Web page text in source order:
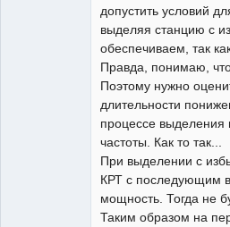
допустить условий
выделяя станцию с
обеспечиваем, так
Правда, понимаю,
Поэтому нужно
длительности
процессе
частоты. Как то так...
При выделении с
КРТ с последующим
мощность. Тогда не
Таким образом на